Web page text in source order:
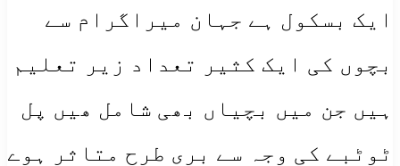
ایک بسکول ہے جہان میراگرام سے
بچوں کی ایک کثیر تعداد زیر تعلیم
ہیں جن میں بچیاں بھی شامل ھیں پل
ٹوٹبے کی وجہ سے بری طرح متاثر ہوے